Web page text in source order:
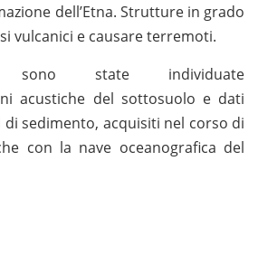
dell’Etna. Strutture in grado
vulcanici e causare terremoti.
state individuate
acustiche del sottosuolo e dati
di sedimento, acquisiti nel corso di
con la nave oceanografica del